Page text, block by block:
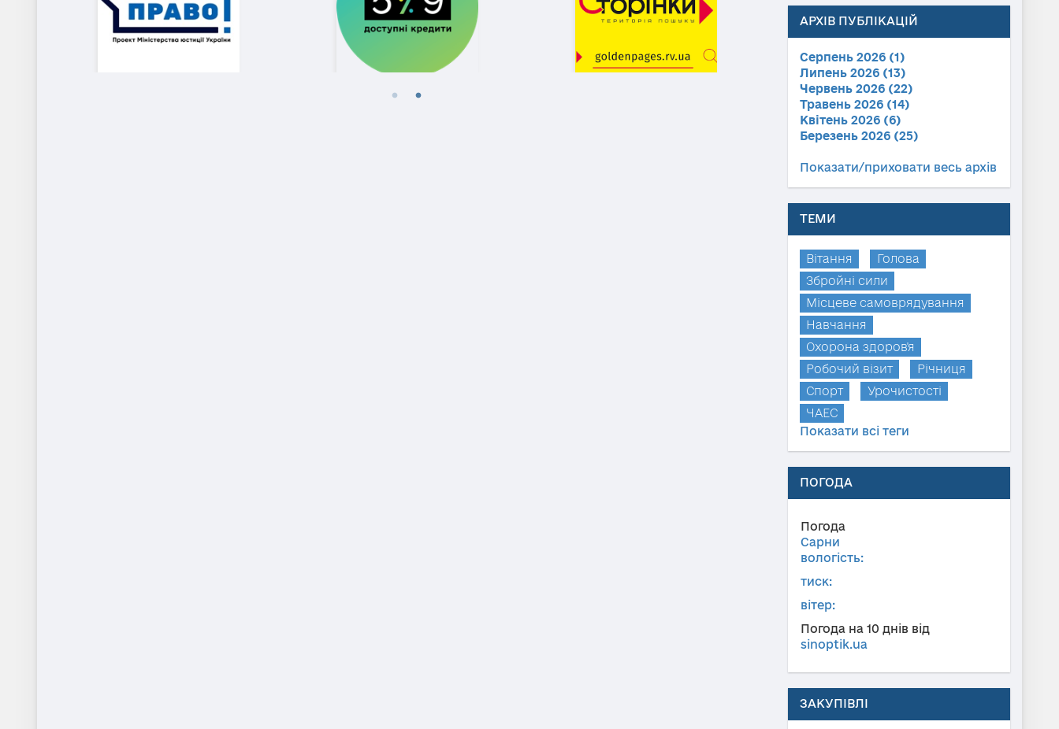
АРХІВ ПУБЛІКАЦІЙ
Серпень 2026 (1)
Липень 2026 (13)
Червень 2026 (22)
Травень 2026 (14)
Квітень 2026 (6)
Березень 2026 (25)
Показати/приховати весь архів
ТЕМИ
Вітання
Голова
Збройні сили
Місцеве самоврядування
Навчання
Охорона здоров'я
Робочий візит
Річниця
Спорт
Урочистості
ЧАЕС
Показати всі теги
ПОГОДА
Погода
Сарни
вологість:
тиск:
вітер:
Погода на 10 днів від
sinoptik.ua
ЗАКУПІВЛІ